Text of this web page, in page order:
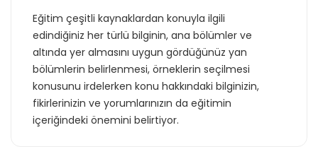
Eğitim çeşitli kaynaklardan konuyla ilgili
edindiğiniz her türlü bilginin, ana bölümler ve
altında yer almasını uygun gördüğünüz yan
bölümlerin belirlenmesi, örneklerin seçilmesi
konusunu irdelerken konu hakkındaki bilginizin,
fikirlerinizin ve yorumlarınızın da eğitimin
içeriğindeki önemini belirtiyor.